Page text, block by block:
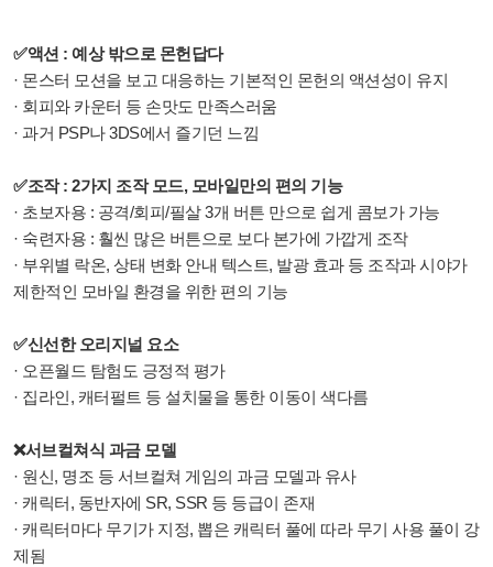
✅액션 : 예상 밖으로 몬헌답다
· 몬스터 모션을 보고 대응하는 기본적인 몬헌의 액션성이 유지
· 회피와 카운터 등 손맛도 만족스러움
· 과거 PSP나 3DS에서 즐기던 느낌
✅조작 : 2가지 조작 모드, 모바일만의 편의 기능
· 초보자용 : 공격/회피/필살 3개 버튼 만으로 쉽게 콤보가 가능
· 숙련자용 : 훨씬 많은 버튼으로 보다 본가에 가깝게 조작
· 부위별 락온, 상태 변화 안내 텍스트, 발광 효과 등 조작과 시야가
제한적인 모바일 환경을 위한 편의 기능
✅신선한 오리지널 요소
· 오픈월드 탐험도 긍정적 평가
· 집라인, 캐터펄트 등 설치물을 통한 이동이 색다름
❌서브컬쳐식 과금 모델
· 원신, 명조 등 서브컬쳐 게임의 과금 모델과 유사
· 캐릭터, 동반자에 SR, SSR 등 등급이 존재
· 캐릭터마다 무기가 지정, 뽑은 캐릭터 풀에 따라 무기 사용 풀이 강
제됨